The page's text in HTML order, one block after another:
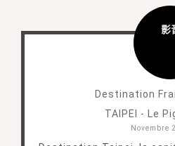
影
Destination
TAIPEI - Le
Novembre